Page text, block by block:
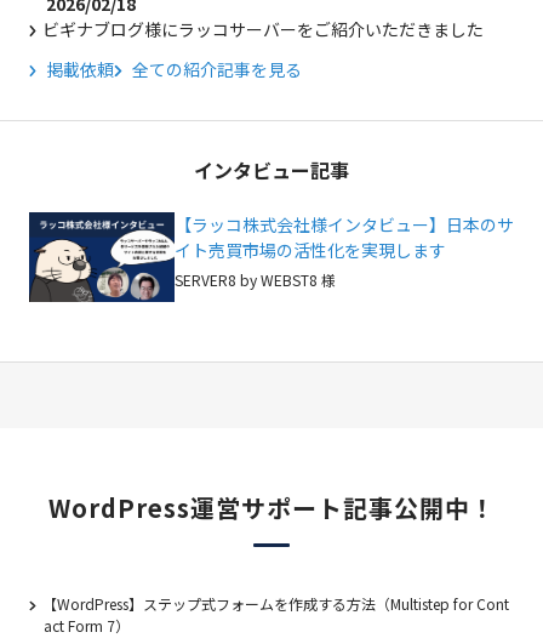
ビギナブログ様にラッコサーバーをご紹介いただきました
掲載依頼
全ての紹介記事を見る
インタビュー記事
【ラッコ株式会社様インタビュー】日本のサ
イト売買市場の活性化を実現します
SERVER8 by WEBST8 様
WordPress運営サポート記事公開中！
【WordPress】ステップ式フォームを作成する方法（Multistep for Cont
act Form 7）